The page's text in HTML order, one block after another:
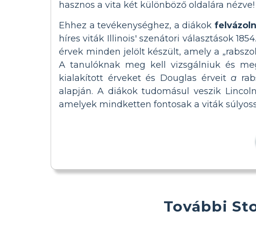
hasznos a vita két különböző oldalára nézve!
Ehhez a tevékenységhez, a diákok
híres viták Illinois' szenátori választások
érvek minden jelölt készült, amely a
A tanulóknak meg kell vizsgálniuk és
kialakított érveket és Douglas érveita
alapján. A diákok tudomásul veszik
amelyek mindketten fontosak a viták
További